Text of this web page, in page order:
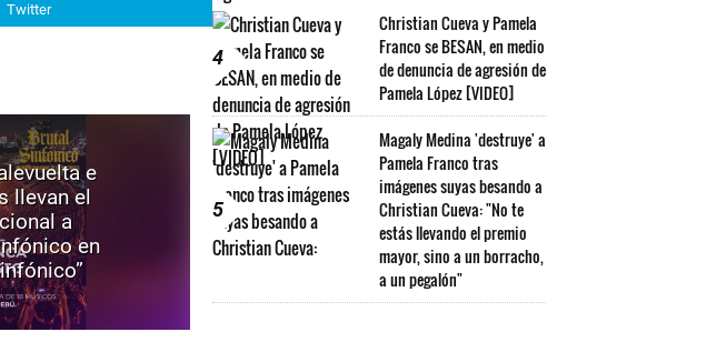
Twitter
e
llevan el
a
en
4
Christian Cueva y Pamela
Franco se BESAN, en medio
de denuncia de agresión de
Pamela López [VIDEO]
5
Magaly Medina 'destruye' a
Pamela Franco tras
imágenes suyas besando a
Christian Cueva: "No te
estás llevando el premio
mayor, sino a un borracho,
a un pegalón"